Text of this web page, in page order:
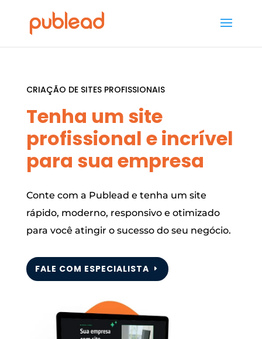
CRIAÇÃO DE SITES PROFISSIONAIS
Tenha um site
profissional e incrível
para sua empresa
Conte com a Publead e tenha um site
rápido, moderno, responsivo e otimizado
para você atingir o sucesso do seu negócio.
FALE COM ESPECIALISTA